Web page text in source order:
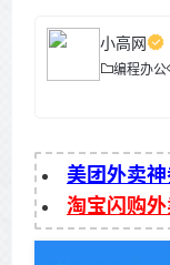
小高网
编程办公
美团外卖
淘宝闪购